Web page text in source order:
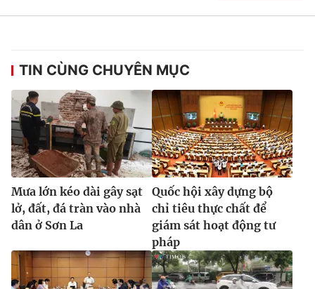
TIN CÙNG CHUYÊN MỤC
Mưa lớn kéo dài gây sạt
lở, đất, đá tràn vào nhà
dân ở Sơn La
Quốc hội xây dựng bộ
chỉ tiêu thực chất để
giám sát hoạt động tư
pháp